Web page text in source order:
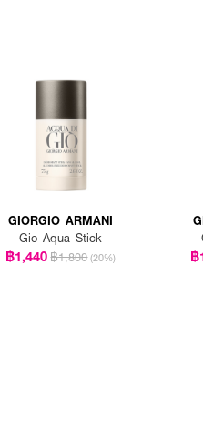
GIORGIO ARMANI
Gio Aqua Stick
฿1,440฿1,800 (20%) ฿